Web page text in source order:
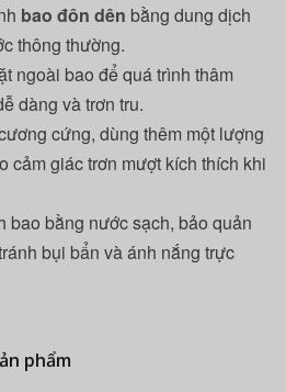
bao đôn dên bằng dung dịch
thông thường.
ngoài bao để quá trình thâm
dàng và trơn tru.
cứng, dùng thêm một lượng
cảm giác trơn mượt kích thích khi
bao bằng nước sạch, bảo quản
bụi bẩn và ánh nắng trực
phẩm